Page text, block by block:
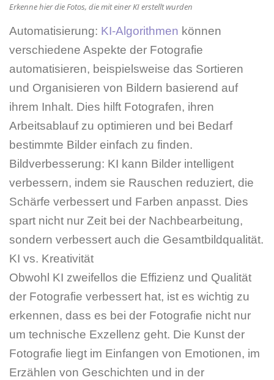
Erkenne hier die Fotos, die mit einer KI erstellt wurden
Automatisierung: KI-Algorithmen können
verschiedene Aspekte der Fotografie
automatisieren, beispielsweise das Sortieren
und Organisieren von Bildern basierend auf
ihrem Inhalt. Dies hilft Fotografen, ihren
Arbeitsablauf zu optimieren und bei Bedarf
bestimmte Bilder einfach zu finden.
Bildverbesserung: KI kann Bilder intelligent
verbessern, indem sie Rauschen reduziert, die
Schärfe verbessert und Farben anpasst. Dies
spart nicht nur Zeit bei der Nachbearbeitung,
sondern verbessert auch die Gesamtbildqualität.
KI vs. Kreativität
Obwohl KI zweifellos die Effizienz und Qualität
der Fotografie verbessert hat, ist es wichtig zu
erkennen, dass es bei der Fotografie nicht nur
um technische Exzellenz geht. Die Kunst der
Fotografie liegt im Einfangen von Emotionen, im
Erzählen von Geschichten und in der